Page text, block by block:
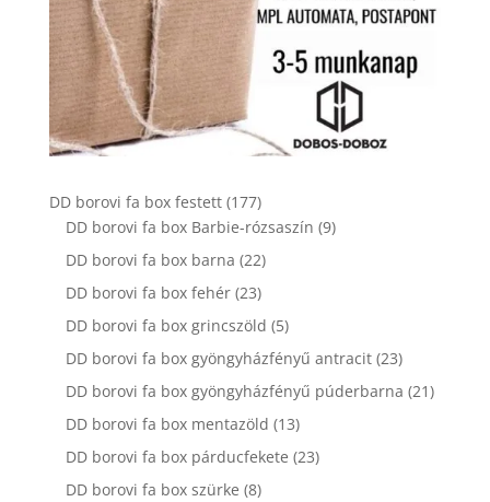
DD borovi fa box festett 177177
termék
DD borovi fa box Barbie-rózsaszín 99
DD borovi fa box barna 2222
termék
DD borovi fa box fehér 2323
termék
DD borovi fa box grincszöld 55
termék
DD borovi fa box gyöngyházfényű antracit 2323
termék
DD borovi fa box gyöngyházfényű púderbarna 2121
DD borovi fa box mentazöld 1313
termék
DD borovi fa box párducfekete 2323
DD borovi fa box szürke 88